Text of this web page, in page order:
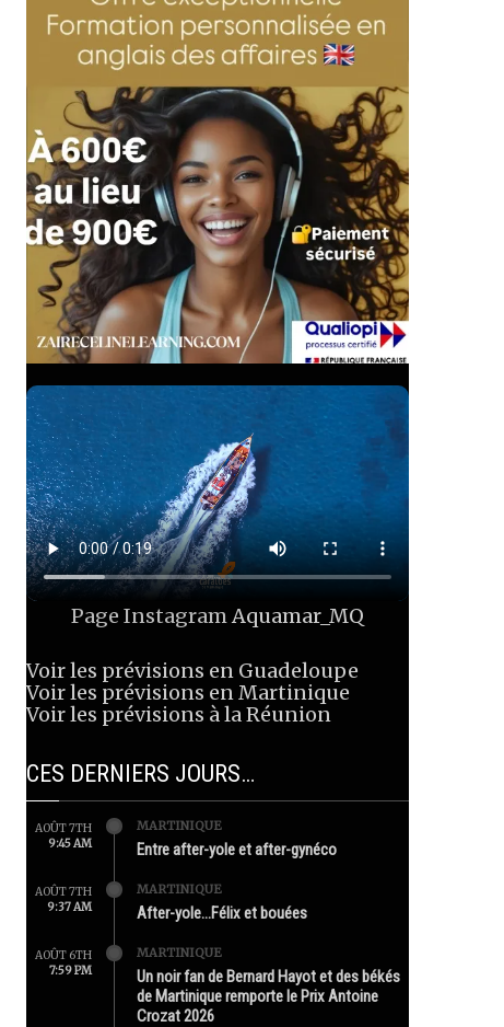
Page InstagramAquamar_MQ
Voir les prévisions en Guadeloupe
Voir les prévisions en Martinique
Voir les prévisions à la Réunion
CES DERNIERS JOURS…
AOÛT 7TH
9:45 AM
MARTINIQUE
Entre after-yole et after-gynéco
AOÛT 7TH
9:37 AM
MARTINIQUE
After-yole…Félix et bouées
AOÛT 6TH
7:59 PM
MARTINIQUE
Un noir fan de Bernard Hayot et des békés
de Martinique remporte le Prix Antoine
Crozat 2026